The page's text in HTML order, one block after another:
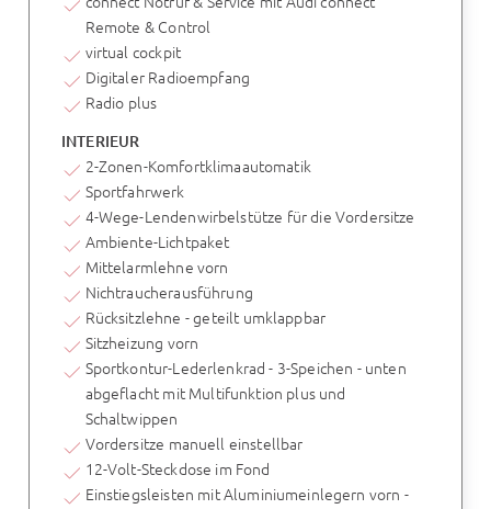
Remote & Control
virtual cockpit
Digitaler Radioempfang
Radio plus
INTERIEUR
2-Zonen-Komfortklimaautomatik
Sportfahrwerk
4-Wege-Lendenwirbelstütze für die Vordersitze
Ambiente-Lichtpaket
Mittelarmlehne vorn
Nichtraucherausführung
Rücksitzlehne - geteilt umklappbar
Sitzheizung vorn
Sportkontur-Lederlenkrad - 3-Speichen - unten
abgeflacht mit Multifunktion plus und
Schaltwippen
Vordersitze manuell einstellbar
12-Volt-Steckdose im Fond
Einstiegsleisten mit Aluminiumeinlegern vorn -